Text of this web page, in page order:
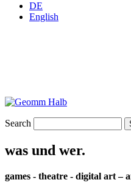
DE
English
Search
was und wer.
games - theatre - digital art –